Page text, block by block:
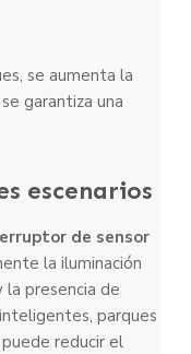
se aumenta la
garantiza una
escenarios
de sensor
la iluminación
la presencia de
parques
reducir el